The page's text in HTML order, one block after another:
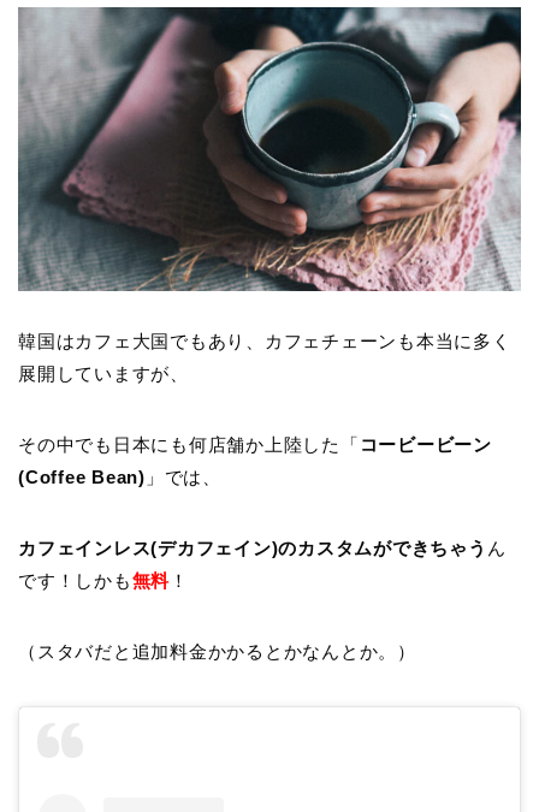
韓国はカフェ大国でもあり、カフェチェーンも本当に多く
展開していますが、
その中でも日本にも何店舗か上陸した「 コービービーン
(Coffee Bean) 」では、
カフェインレス(デカフェイン)のカスタムができちゃう ん
です！しかも無料 ！
（スタバだと追加料金かかるとかなんとか。）